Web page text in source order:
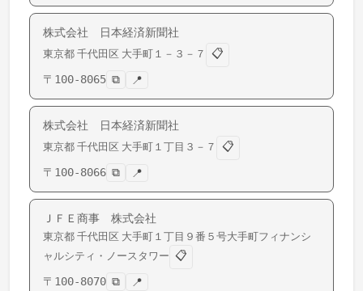
株式会社 日本経済新聞社
東京都 千代田区 大手町 １－３－７
📋
〒 100-8065 ⧉ 📍
株式会社 日本経済新聞社
東京都 千代田区 大手町 １丁目３－７
📋
〒 100-8066 ⧉ 📍
ＪＦＥ商事 株式会社
東京都 千代田区 大手町 １丁目９番５号大手町フィナンシ
ャルシティ・ノースタワー 📋
〒 100-8070 ⧉ 📍